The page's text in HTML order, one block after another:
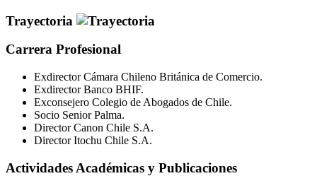
Trayectoria
Carrera Profesional
Exdirector Cámara Chileno Británica de Comercio.
Exdirector Banco BHIF.
Exconsejero Colegio de Abogados de Chile.
Socio Senior Palma.
Director Canon Chile S.A.
Director Itochu Chile S.A.
Actividades Académicas y Publicaciones